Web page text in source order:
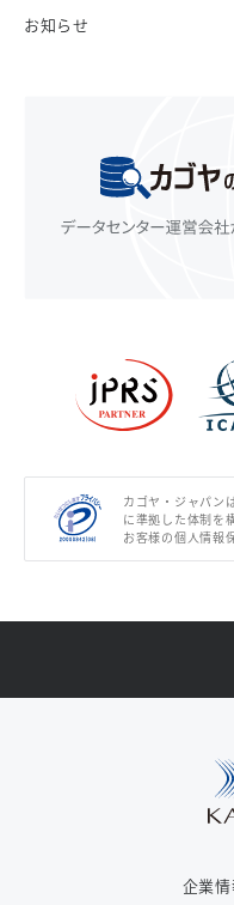
お知らせ
カゴヤ・ジャパン
に準拠した体制を
お客様の個人情報
企業情